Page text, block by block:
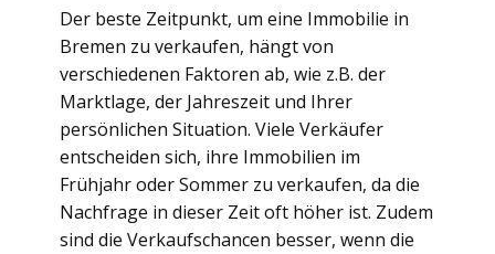
Der beste Zeitpunkt, um eine Immobilie in
Bremen zu verkaufen, hängt von
verschiedenen Faktoren ab, wie z.B. der
Marktlage, der Jahreszeit und Ihrer
persönlichen Situation. Viele Verkäufer
entscheiden sich, ihre Immobilien im
Frühjahr oder Sommer zu verkaufen, da die
Nachfrage in dieser Zeit oft höher ist. Zudem
sind die Verkaufschancen besser, wenn die